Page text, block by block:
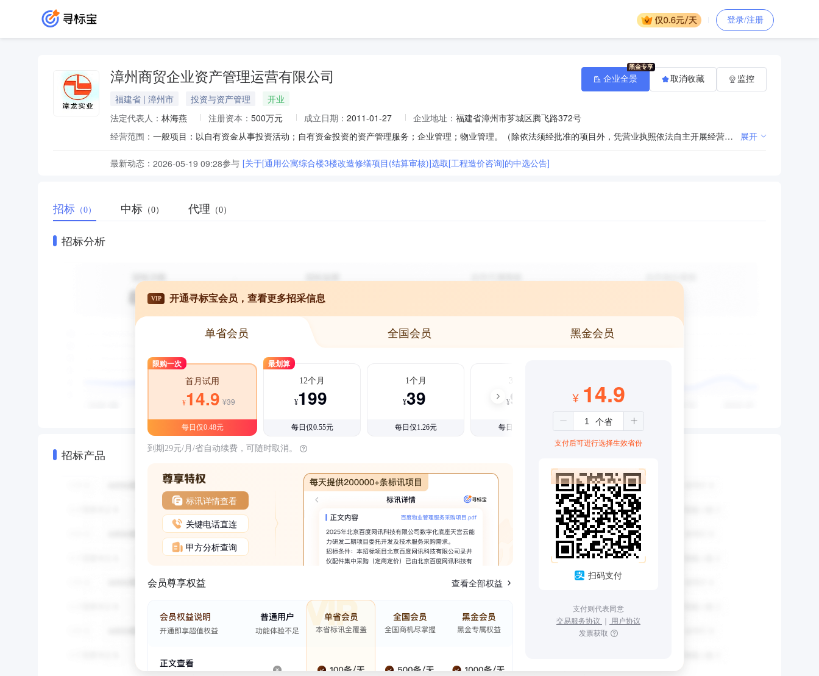
登录/注册
漳州商贸企业资产管理运营有限公司
福建省 | 漳州市 投资与资产管理
开业
法定代表人： 林海燕 注册资本： 500万元 成立日期： 2011-01-27 企业地址： 福建省漳州市芗城区腾飞路372号
经营范围：
一般项目：以自有资金从事投资活动；自有资金投资的资产管理服务；企业管理；物业管理。（除依法须经批准的项目外，凭营业执照依法自主开展经营活动） 展开
最新动态： 2026-05-19 09:28参与 [关于[通用公寓综合楼3楼改造修缮项目(结算审核)]选取[工程造价咨询]的中选公告]
企业全景 取消收藏 监控
招标 （0） 中标 （0） 代理 （0）
招标分析
招标产品
VIP 开通寻标宝会员，查看更多招采信息
单省会员 全国会员 黑金会员
限购一次
首月试用
¥14.9 ¥39
每日仅0.48元
最划算
12个月
¥199
每日仅0.55元
1个月
¥39
每日仅1.26元
3个月
¥99
每日仅1.08元
到期29元/月/省自动续费，可随时取消。
标讯详情查看
关键电话直连
甲方分析查询
会员尊享权益 查看全部权益
¥ 14.9
支付后可进行选择生效省份
扫码支付
支付则代表同意
交易服务协议 ｜ 用户协议
发票获取